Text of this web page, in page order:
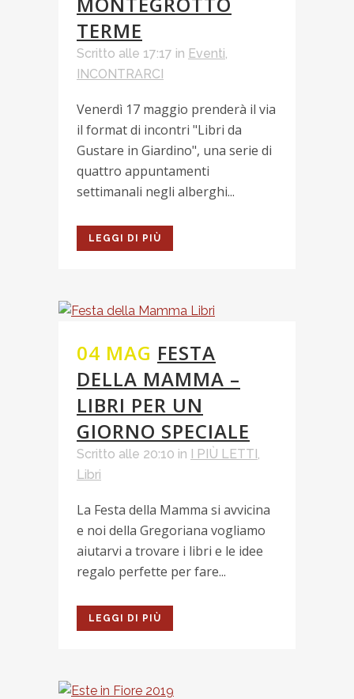
TERME
Scritto alle 17:17 in Eventi,
INCONTRARCI
Venerdì 17 maggio prenderà il via
il format di incontri "Libri da
Gustare in Giardino", una serie di
quattro appuntamenti
settimanali negli alberghi...
LEGGI DI PIÙ
04 MAG FESTA
DELLA MAMMA –
LIBRI PER UN
GIORNO SPECIALE
Scritto alle 20:10 in I PIÙ LETTI ,
Libri
La Festa della Mamma si avvicina
e noi della Gregoriana vogliamo
aiutarvi a trovare i libri e le idee
regalo perfette per fare...
LEGGI DI PIÙ